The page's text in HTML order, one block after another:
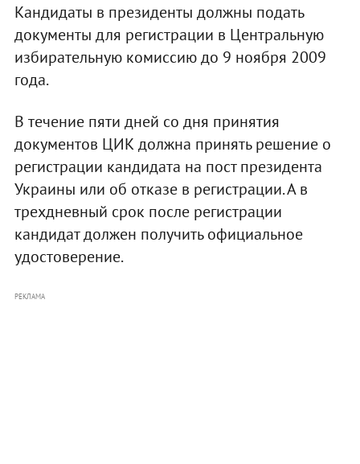
Кандидаты в президенты должны подать
документы для регистрации в Центральную
избирательную комиссию до 9 ноября 2009
года.
В течение пяти дней со дня принятия
документов ЦИК должна принять решение о
регистрации кандидата на пост президента
Украины или об отказе в регистрации. А в
трехдневный срок после регистрации
кандидат должен получить официальное
удостоверение.
РЕКЛАМА